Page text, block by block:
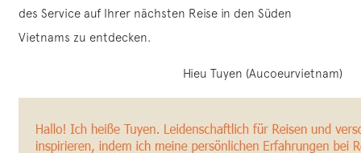
des Service auf Ihrer nächsten Reise in den Süden
Vietnams zu entdecken.
Hieu Tuyen (Aucoeurvietnam)